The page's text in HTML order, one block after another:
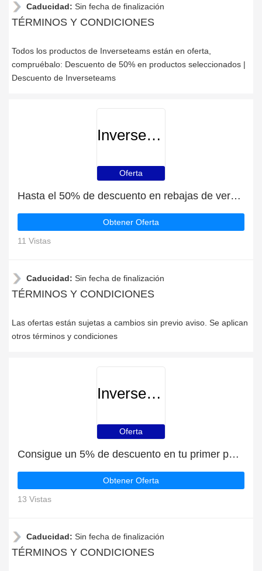
Caducidad: Sin fecha de finalización
TÉRMINOS Y CONDICIONES
Todos los productos de Inverseteams están en oferta,
compruébalo: Descuento de 50% en productos seleccionados |
Descuento de Inverseteams
Inverseteams
Oferta
Hasta el 50% de descuento en rebajas de verano | fin en breve
Obtener Oferta
11 Vistas
Caducidad: Sin fecha de finalización
TÉRMINOS Y CONDICIONES
Las ofertas están sujetas a cambios sin previo aviso. Se aplican
otros términos y condiciones
Inverseteams
Oferta
Consigue un 5% de descuento en tu primer pedido en Inverseteams
Obtener Oferta
13 Vistas
Caducidad: Sin fecha de finalización
TÉRMINOS Y CONDICIONES